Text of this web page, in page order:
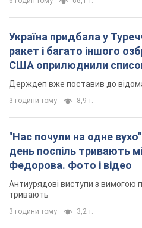
"Нас почули на одне
день поспіль тривають
Федорова. Фото і відео
Антиурядові виступи з вимогою